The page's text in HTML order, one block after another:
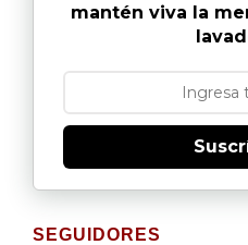
mantén viva la
SEGUIDORES